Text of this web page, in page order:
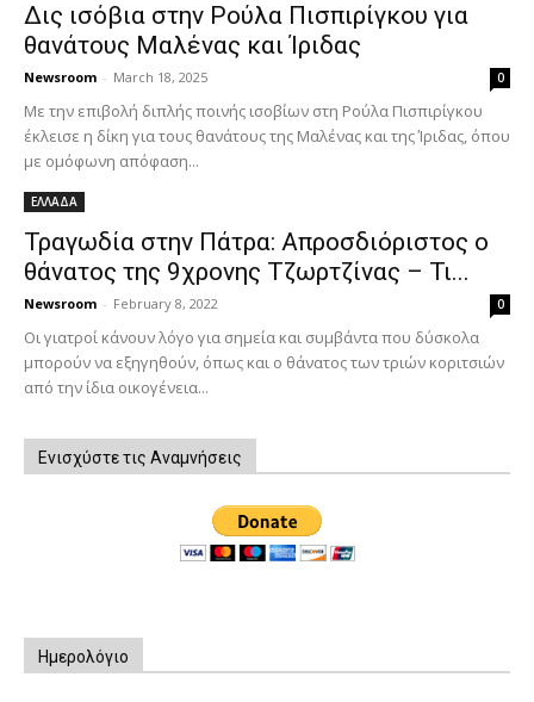
Δις ισόβια στην Ρούλα Πισπιρίγκου για
θανάτους Μαλένας και Ίριδας
Newsroom - March 18, 2025 0
Με την επιβολή διπλής ποινής ισοβίων στη Ρούλα Πισπιρίγκου
έκλεισε η δίκη για τους θανάτους της Μαλένας και της Ίριδας, όπου
με ομόφωνη απόφαση...
ΕΛΛΑΔΑ
Τραγωδία στην Πάτρα: Απροσδιόριστος ο
θάνατος της 9χρονης Τζωρτζίνας – Τι...
Newsroom - February 8, 2022 0
Οι γιατροί κάνουν λόγο για σημεία και συμβάντα που δύσκολα
μπορούν να εξηγηθούν, όπως και ο θάνατος των τριών κοριτσιών
από την ίδια οικογένεια...
Ενισχύστε τις Αναμνήσεις
Ημερολόγιο